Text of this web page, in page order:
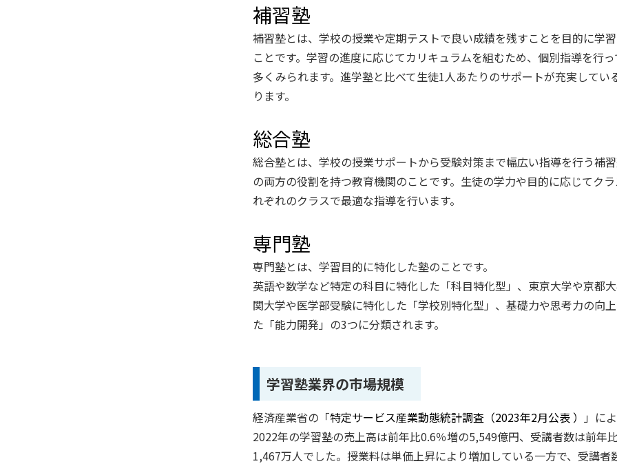
補習塾
補習塾とは、学校の授業や定期テストで良い成績を残すことを目的に学
ことです。学習の進度に応じてカリキュラムを組むため、個別指導を行
多くみられます。進学塾と比べて生徒1人あたりのサポートが充実してい
ります。
総合塾
総合塾とは、学校の授業サポートから受験対策まで幅広い指導を行う補
の両方の役割を持つ教育機関のことです。生徒の学力や目的に応じてク
れぞれのクラスで最適な指導を行います。
専門塾
専門塾とは、学習目的に特化した塾のことです。
英語や数学など特定の科目に特化した「科目特化型」、東京大学や京都
関大学や医学部受験に特化した「学校別特化型」、基礎力や思考力の向
た「能力開発」の3つに分類されます。
学習塾業界の市場規模
経済産業省の「特定サービス産業動態統計調査（2023年2月公表 ）
」に
2022年の学習塾の売上高は前年比0.6％増の5,549億円、受講者数は前年
1,467万人でした。授業料は単価上昇により増加している一方で、受講者